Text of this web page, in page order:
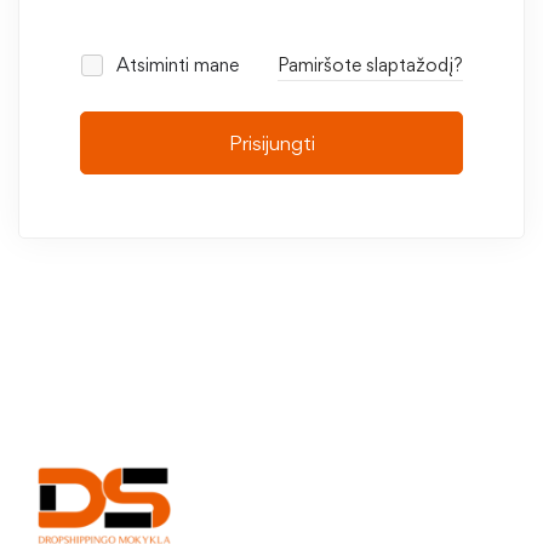
Atsiminti mane Pamiršote slaptažodį?
Prisijungti